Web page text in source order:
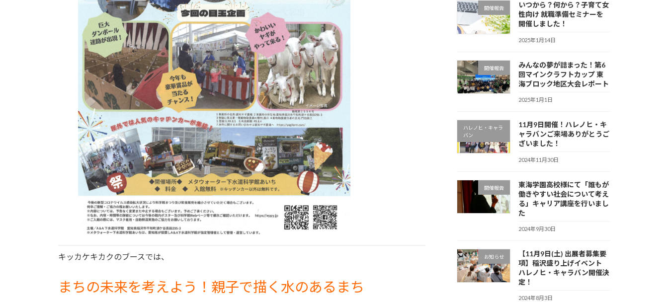
キッカケキカクのブースでは、
まちの未来を考えよう！親子で描く水のあるまち
開催報告
いつから？何から？子育て女
性向け 就職準備セミナーを
開催しました！
2025年1月14日
開催報告
みんなの夢が詰まった！第6
回マインクラフトカップ 東
海ブロック地区大会レポート
2025年1月1日
ハレノヒ・キャラ
バン
11月9日開催！ハレノヒ・キ
ャラバンご来場ありがとうご
ざいました！
2024年11月30日
開催報告
東海学園高校様にて「誰もが
働きやすい社会について考え
る」キャリア講座を行いまし
た
2024年9月30日
お知らせ
【11月9日(土) 出展者募集要
項】稲沢盛り上げイベント
ハレノヒ・キャラバン開催決
定！
2024年8月3日